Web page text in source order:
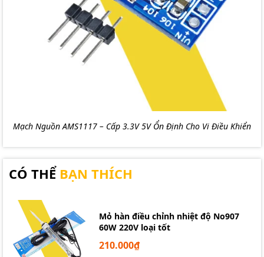
Mạch Nguồn AMS1117 – Cấp 3.3V 5V Ổn Định Cho Vi Điều Khiển
CÓ THỂ BẠN THÍCH
Mỏ hàn điều chỉnh nhiệt độ No907
60W 220V loại tốt
210.000₫